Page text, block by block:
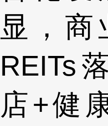
显，商
REITs
店+健